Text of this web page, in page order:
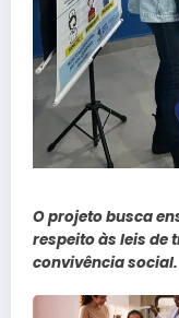
O projeto busca
respeito às leis de
convivência social.